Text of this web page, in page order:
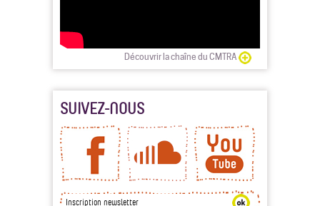
Découvrir la chaîne du CMTRA
SUIVEZ-NOUS